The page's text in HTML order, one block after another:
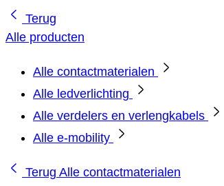
Terug
Alle producten
Alle contactmaterialen
Alle ledverlichting
Alle verdelers en verlengkabels
Alle e-mobility
Terug Alle contactmaterialen